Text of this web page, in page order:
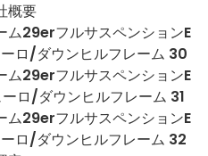
概要